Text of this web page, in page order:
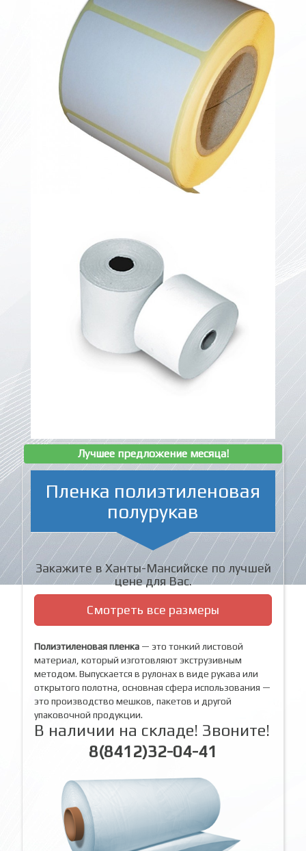
Лучшее предложение месяца!
Пленка полиэтиленовая
полурукав
Закажите в Ханты-Мансийске по лучшей
цене для Вас.
Смотреть все размеры
Полиэтиленовая пленка — это тонкий листовой
материал, который изготовляют экструзивным
методом. Выпускается в рулонах в виде рукава или
открытого полотна, основная сфера использования —
это производство мешков, пакетов и другой
упаковочной продукции.
В наличии на складе! Звоните!
8(8412)32-04-41